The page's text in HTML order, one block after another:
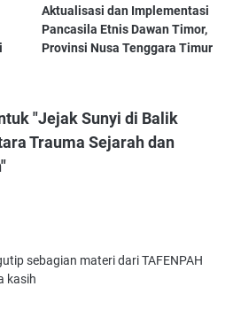
Aktualisasi dan Implementasi
Pancasila Etnis Dawan Timor,
Provinsi Nusa Tenggara Timur
"Jejak Sunyi di Balik
Trauma Sejarah dan
sebagian materi dari TAFENPAH
kasih